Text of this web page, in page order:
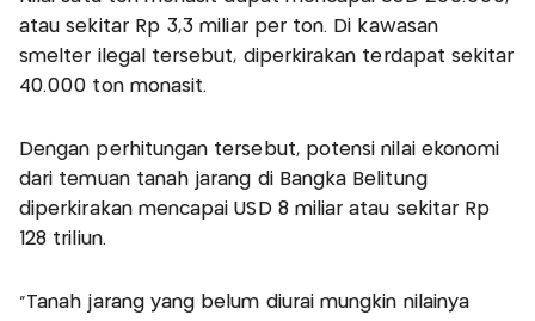
atau sekitar Rp 3,3 miliar per ton. Di kawasan
smelter ilegal tersebut, diperkirakan terdapat sekitar
40.000 ton monasit.
Dengan perhitungan tersebut, potensi nilai ekonomi
dari temuan tanah jarang di Bangka Belitung
diperkirakan mencapai USD 8 miliar atau sekitar Rp
128 triliun.
“Tanah jarang yang belum diurai mungkin nilainya